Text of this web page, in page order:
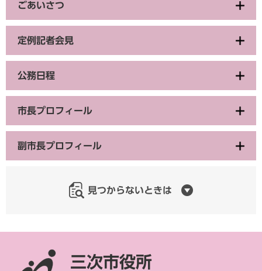
ごあいさつ
定例記者会見
公務日程
市長プロフィール
副市長プロフィール
見つからないときは
三次市役所